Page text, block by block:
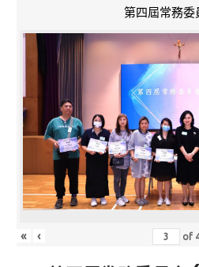
第四屆常務委
« ‹ of